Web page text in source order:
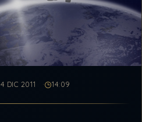
4 DIC 2011 14:09